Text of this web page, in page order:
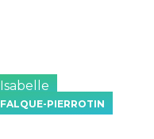
Isabelle
FALQUE-PIERROTIN